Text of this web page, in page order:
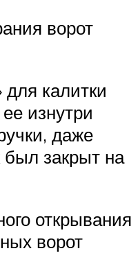
ворот
калитки
изнутри
даже
закрыт на
открывания
ворот